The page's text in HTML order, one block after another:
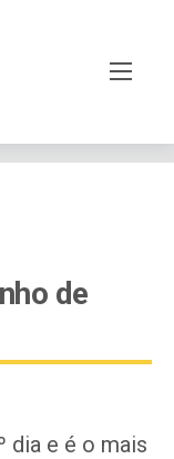
de
dia e é o mais